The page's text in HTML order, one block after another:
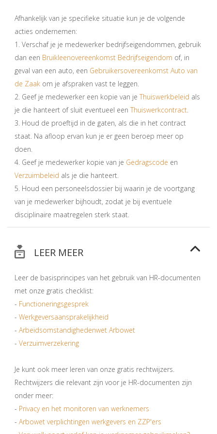
Afhankelijk van je specifieke situatie kun je de volgende
acties ondernemen:
1. Verschaf je je medewerker bedrijfseigendommen, gebruik
dan een Bruikleenovereenkomst Bedrijfseigendom of, in
geval van een auto, een Gebruikersovereenkomst Auto van
de Zaak om je afspraken vast te leggen.
2. Geef je medewerker een kopie van je Thuiswerkbeleid als
je die hanteert of sluit eventueel een Thuiswerkcontract.
3. Houd de proeftijd in de gaten, als die in het contract
staat. Na afloop ervan kun je er geen beroep meer op
doen.
4. Geef je medewerker kopie van je Gedragscode en
Verzuimbeleid als je die hanteert.
5. Houd een personeelsdossier bij waarin je de voortgang
van je medewerker bijhoudt, zodat je bij eventuele
disciplinaire maatregelen sterk staat.
LEER MEER
Leer de basisprincipes van het gebruik van HR-documenten
met onze gratis checklist:
- Functioneringsgesprek
- Werkgeversaansprakelijkheid
- Arbeidsomstandighedenwet Arbowet
- Verzuimverzekering
Je kunt ook meer leren van onze gratis rechtwijzers.
Rechtwijzers die relevant zijn voor je HR-documenten zijn
onder meer:
- Privacy en het monitoren van werknemers
- Arbowet verplichtingen werkgevers en ZZP'ers